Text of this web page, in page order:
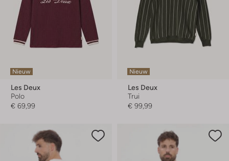
Nieuw
Les Deux
Polo
€ 69,99
Nieuw
Les Deux
Trui
€ 99,99